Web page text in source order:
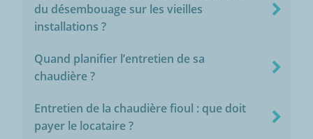
du désembouage sur les vieilles
installations ?
Quand planifier l’entretien de sa
chaudière ?
Entretien de la chaudière fioul : que doit
payer le locataire ?